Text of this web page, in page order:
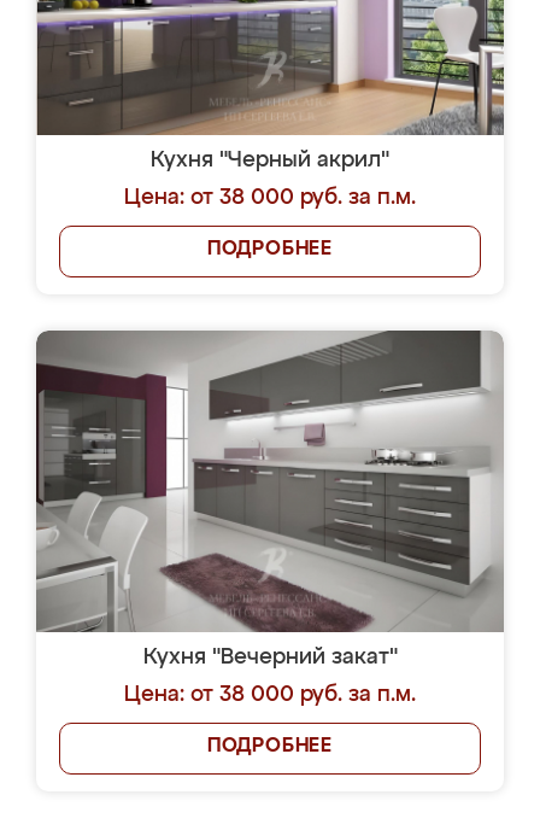
Кухня "Черный акрил"
Цена: от 38 000 руб. за п.м.
ПОДРОБНЕЕ
Кухня "Вечерний закат"
Цена: от 38 000 руб. за п.м.
ПОДРОБНЕЕ